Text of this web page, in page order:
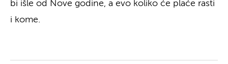
bi išle od Nove godine, a evo koliko će plaće rasti
i kome.